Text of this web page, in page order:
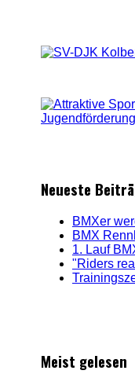
Neueste
BMXer
BMX
1. Lauf
"Riders
Meist gelesen